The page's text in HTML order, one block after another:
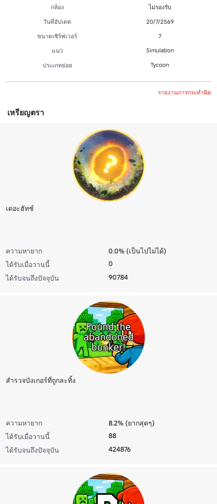
กล้อง
ไม่รองรับ
วันที่อัปเดต
20/7/2569
ขนาดเซิร์ฟเวอร์
7
แนว
Simulation
ประเภทย่อย Tycoon
รายงานการกระทำผิด
เหรียญตรา
เดอะฮัทช์
ความหายาก
0.0% (เป็นไปไม่ได้)
ได้รับเมื่อวานนี้
0
ได้รับจนถึงปัจจุบัน
90784
สํารวจบังเกอร์ที่ถูกละทิ้ง
ความหายาก
8.2% (ยากสุดๆ)
ได้รับเมื่อวานนี้
88
ได้รับจนถึงปัจจุบัน
424876